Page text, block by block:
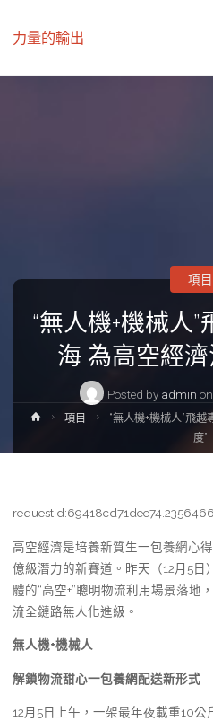
力量的輸出
“無人機+機械人
海 為高空經濟
Posted by admin on
項目
Home項目
“無人機+機械人”飛
度”
高空經濟是培養新質生一包養網心
億級潛力的新賽道。昨天（12月5
體的“高空+”聰明物流利用場景落地
流全鏈路無人化進級。
無人機+機械人
解鎖物流甜心一包養網配送新形式
12月5日上午，一架最年夜載重10